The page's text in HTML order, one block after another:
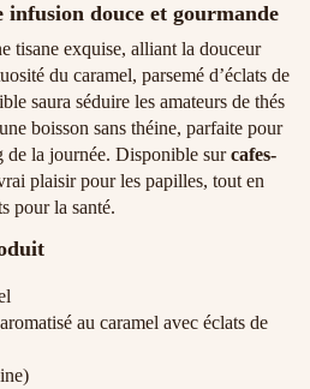
infusion douce et gourmande
tisane exquise, alliant la douceur
du caramel, parsemé d’éclats de
saura séduire les amateurs de thés
boisson sans théine, parfaite pour
de la journée. Disponible surcafes-
plaisir pour les papilles, tout en
pour la santé.
au caramel avec éclats de